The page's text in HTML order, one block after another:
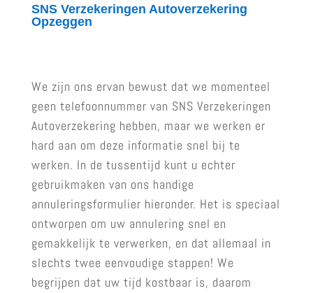
SNS Verzekeringen Autoverzekering
Opzeggen
We zijn ons ervan bewust dat we momenteel
geen telefoonnummer van SNS Verzekeringen
Autoverzekering hebben, maar we werken er
hard aan om deze informatie snel bij te
werken. In de tussentijd kunt u echter
gebruikmaken van ons handige
annuleringsformulier hieronder. Het is speciaal
ontworpen om uw annulering snel en
gemakkelijk te verwerken, en dat allemaal in
slechts twee eenvoudige stappen! We
begrijpen dat uw tijd kostbaar is, daarom